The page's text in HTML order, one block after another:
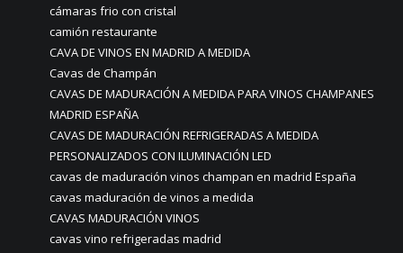
cámaras frio con cristal
camión restaurante
CAVA DE VINOS EN MADRID A MEDIDA
Cavas de Champán
CAVAS DE MADURACIÓN A MEDIDA PARA VINOS CHAMPANES
MADRID ESPAÑA
CAVAS DE MADURACIÓN REFRIGERADAS A MEDIDA
PERSONALIZADOS CON ILUMINACIÓN LED
cavas de maduración vinos champan en madrid España
cavas maduración de vinos a medida
CAVAS MADURACIÓN VINOS
cavas vino refrigeradas madrid